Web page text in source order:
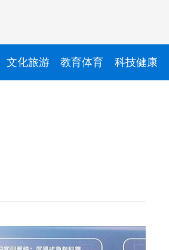
文化旅游 教育体育 科技健康